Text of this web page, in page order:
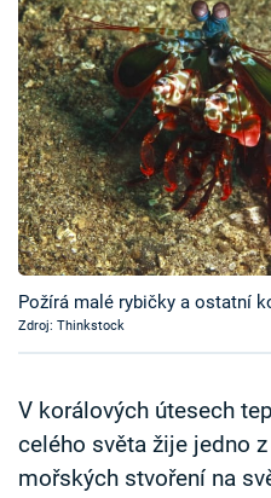
Témata
Témata
Pořady
TV Program
Časopis
Sledujte prima+
Sledujte nás
Požírá malé rybičky a ostatní
Zdroj: Thinkstock
V korálových útesech
celého světa žije jedno
mořských stvoření na